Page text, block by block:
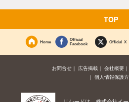
TOP
Home
Official
Facebook
Official X
お問合せ 広告掲載 会社概要
個人情報保護